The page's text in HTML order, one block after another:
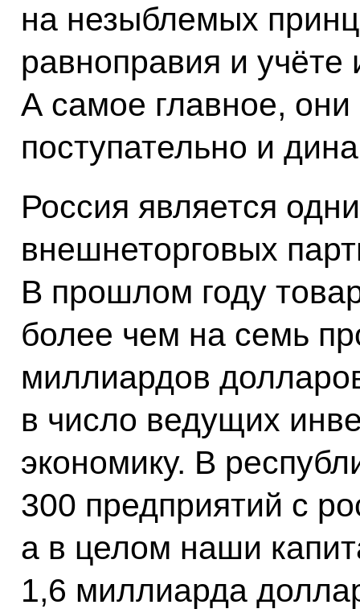
на незыблемых
равноправия и учёте
А самое главное,
поступательно и
Россия является
внешнеторговых
В прошлом году
более чем на семь
миллиардов
в число ведущих
экономику. В
300 предприятий с
а в целом наши
1,6 миллиарда